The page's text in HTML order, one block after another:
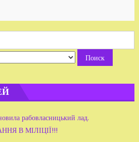
рабовласницький лад.
В МІЛІЦІЇ!!!